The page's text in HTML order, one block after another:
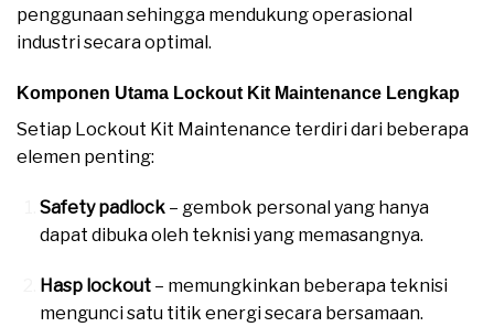
penggunaan sehingga mendukung operasional
industri secara optimal.
Komponen Utama Lockout Kit Maintenance Lengkap
Setiap Lockout Kit Maintenance terdiri dari beberapa
elemen penting:
Safety padlock– gembok personal yang hanya
dapat dibuka oleh teknisi yang memasangnya.
Hasp lockout– memungkinkan beberapa teknisi
mengunci satu titik energi secara bersamaan.